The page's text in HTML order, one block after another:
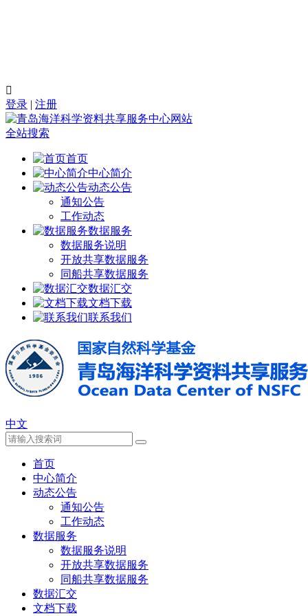

登录 | 注册
全站搜索
首页
中心简介
动态公告
通知公告
工作动态
数据服务
数据服务说明
开放共享数据服务
同船共享数据服务
数据汇交
文档下载
联系我们
中文
首页
中心简介
动态公告
通知公告
工作动态
数据服务
数据服务说明
开放共享数据服务
同船共享数据服务
数据汇交
文档下载